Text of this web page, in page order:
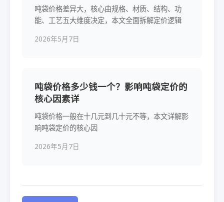
吨袋价格差异大，核心由规格、材质、结构、功
能、工艺五大维度决定，本文全面拆解定价逻辑
2026年5月7日
吨袋价格多少钱一个？影响吨袋定价的
核心因素详
吨袋价格一般在十几元到几十元不等，本文详解影
响吨袋定价的核心因
2026年5月7日